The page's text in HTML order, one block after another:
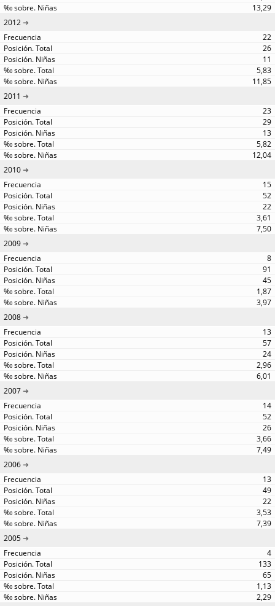
13,29
2012
22
26
11
5,83
11,85
2011
23
29
13
5,82
12,04
2010
15
52
22
3,61
7,50
2009
8
91
45
1,87
3,97
2008
13
57
24
2,96
6,01
2007
14
52
26
3,66
7,49
2006
13
49
22
3,53
7,39
2005
4
133
65
1,13
2,29